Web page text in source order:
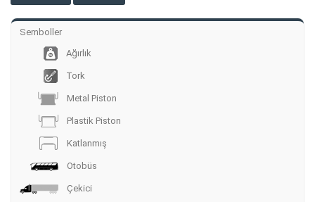
Semboller
Ağırlık
Tork
Metal Piston
Plastik Piston
Katlanmış
Otobüs
Çekici